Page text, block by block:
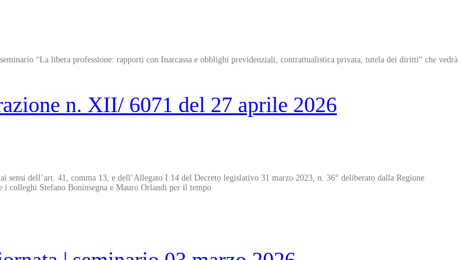
“La libera professione: rapporti con Inarcassa e obblighi previdenziali, contrattualistica privata, tutela dei diritti“ che vedrà
n. XII/ 6071 del 27 aprile 2026
dell’art. 41, comma 13, e dell’Allegato I.14 del Decreto legislativo 31 marzo 2023, n. 36° deliberato dalla Regione
colleghi Stefano Boninsegna e Mauro Orlandi per il tempo